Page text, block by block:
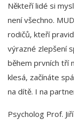
Někteří lidé si
není všechno.
rodičů, kteří
výrazné zlepšení
během prvních tří
klesá, začínáte
na dítě. I na
Psycholog Prof.